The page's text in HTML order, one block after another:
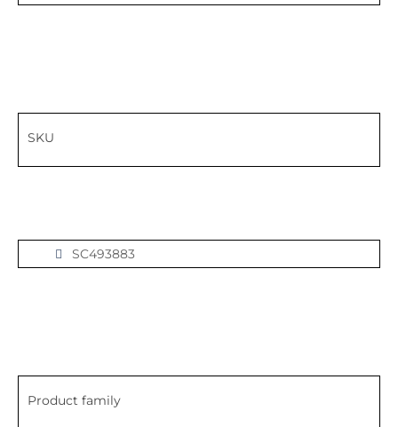
SKU
SC493883
Product family